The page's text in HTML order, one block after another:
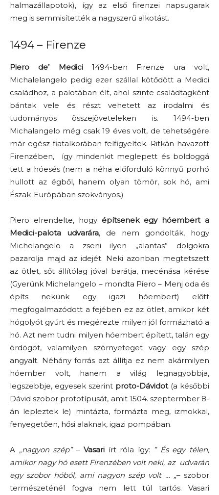
halmazállapotok), így az első firenzei napsugarak
meg is semmisítették a nagyszerű alkotást.
1494 – Firenze
Piero de’ Medici1494-ben Firenze ura volt,
Michalelangelo pedig ezer szállal kötődött a Medici
családhoz, a palotában élt, ahol szinte családtagként
bántak vele és részt vehetett az irodalmi és
tudományos összejöveteleken is. 1494-ben
Michalangelo még csak 19 éves volt, de tehetségére
már egész fiatalkorában felfigyeltek. Ritkán havazott
Firenzében, így mindenkit meglepett és boldoggá
tett a hóesés (nem a néha előforduló könnyű porhó
hullott az égből, hanem olyan tömör, sok hó, ami
Észak-Európában szokványos.)
Piero elrendelte, hogy építsenek egy hóembert a
Medici-palota udvarára, de nem gondolták, hogy
Michelangelo a zseni ilyen „alantas” dolgokra
pazarolja majd az idejét. Neki azonban megtetszett
az ötlet, sőt állítólag jóval barátja, mecénása kérése
(Gyerünk Michelangelo – mondta Piero – Menj oda és
építs nekünk egy igazi hóembert) előtt
megfogalmazódott a fejében ez az ötlet, amikor két
hógolyót gyúrt és megérezte milyen jól formázható a
hó. Azt nem tudni milyen hóembert épített, talán egy
ördögöt, valamilyen szörnyeteget vagy egy szép
angyalt. Néhány forrás azt állítja ez nem akármilyen
hóember volt, hanem a világ legnagyobbja,
legszebbje, egyesek szerint proto-Dávidot(a későbbi
Dávid szobor prototípusát, amit 1504. szeptermber 8-
án lepleztek le) mintázta, formázta meg, izmokkal,
fenyegetően, hősi alaknak, igazi pompában.
A „nagyon szép”–Vasari írt róla így: ” És egy télen,
amikor nagy hó esett Firenzében volt neki, az udvarán
egy szobor hóból, ami nagyon szép volt … „– szobor
természeténél fogva nem lett túl tartós. Vasari